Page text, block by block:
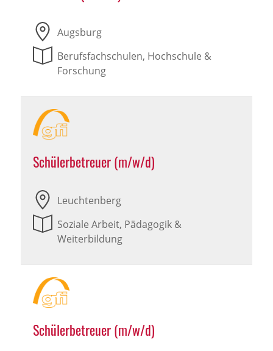
Augsburg
Berufsfachschulen, Hochschule &
Forschung
Schülerbetreuer (m/w/d)
Leuchtenberg
Soziale Arbeit, Pädagogik &
Weiterbildung
Schülerbetreuer (m/w/d)